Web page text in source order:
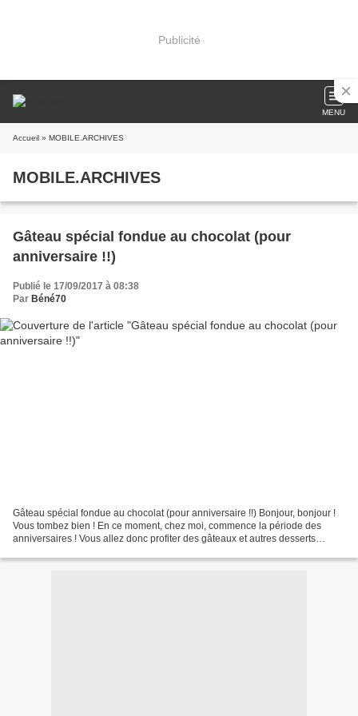
Publicité
MENU
Accueil » MOBILE.ARCHIVES
MOBILE.ARCHIVES
Gâteau spécial fondue au chocolat (pour
anniversaire !!)
Publié le 17/09/2017 à 08:38
Par Béné70
Gâteau spécial fondue au chocolat (pour anniversaire !!) Bonjour, bonjour !
Vous tombez bien ! En ce moment, chez moi, commence la période des
anniversaires ! Vous allez donc profiter des gâteaux et autres desserts